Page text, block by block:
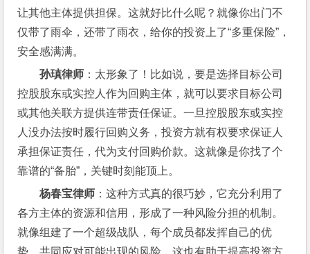
让其他主体提供担保。这就好比什么呢？就像你出门不
仅带了雨伞，还带了雨衣，给你的投资上了“多重保险”，
安全感满满。
孙瑱律师 ：太形象了！比如说，要是选择目标公司
控股股东或实控人作为回购主体，就可以要求目标公司
或其他关联方提供连带责任保证。一旦控股股东或实控
人没办法按时履行回购义务，投资方就有权要求保证人
承担保证责任，代为支付回购价款。这就像是你找了个
靠谱的“备胎”，关键时刻能顶上。
杨春宝律师 ：这种方式真的很巧妙，它充分利用了
各方主体的资源和信用，形成了一种风险分担的机制。
就像组建了一个超级战队，每个成员都发挥自己的优
势，共同应对可能出现的风险，这也有助于提高投资方